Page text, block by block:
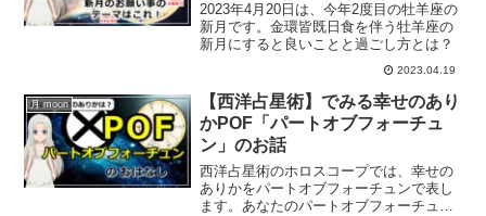
2023年4月20日は、今年2度目の牡羊座の
新月です。金環皆既日食を伴う牡羊座の
新月にすると良いことと過ごし方とは？
2023.04.19
月 moon
【西洋占星術】でみる幸せのあり
かPOF「パートオブフォーチュ
ン」のお話
西洋占星術のホロスコープでは、幸せの
ありかをパートオブフォーチュンで表し
ます。あなたのパートオブフォーチュン